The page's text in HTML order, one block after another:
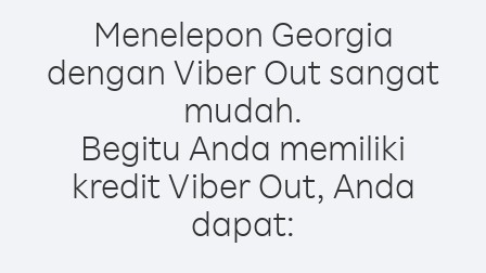
Menelepon Georgia
dengan Viber Out sangat
mudah.
Begitu Anda memiliki
kredit Viber Out, Anda
dapat: